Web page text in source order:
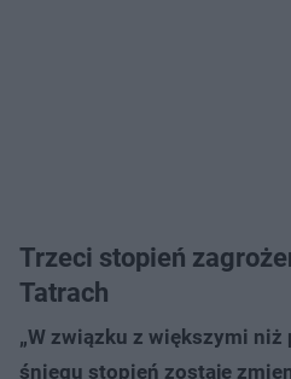
Trzeci stopień
Tatrach
„W związku z większymi
śniegu stopień zostaje